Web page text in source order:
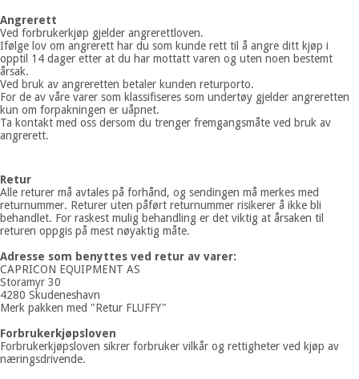
Angrerett
Ved forbrukerkjøp gjelder angrerettloven.
Ifølge lov om angrerett har du som kunde rett til å angre ditt kjøp i
opptil 14 dager etter at du har mottatt varen og uten noen bestemt
årsak.
Ved bruk av angreretten betaler kunden returporto.
For de av våre varer som klassifiseres som undertøy gjelder angreretten
kun om forpakningen er uåpnet.
Ta kontakt med oss dersom du trenger fremgangsmåte ved bruk av
angrerett.
Retur
Alle returer må avtales på forhånd, og sendingen må merkes med
returnummer. Returer uten påført returnummer risikerer å ikke bli
behandlet. For raskest mulig behandling er det viktig at årsaken til
returen oppgis på mest nøyaktig måte.
Adresse som benyttes ved retur av varer:
CAPRICON EQUIPMENT AS
Storamyr 30
4280 Skudeneshavn
Merk pakken med "Retur FLUFFY"
Forbrukerkjøpsloven
Forbrukerkjøpsloven sikrer forbruker vilkår og rettigheter ved kjøp av
næringsdrivende.